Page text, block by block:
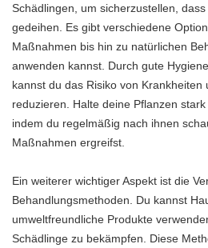
Schädlingen, um sicherzustellen,
gedeihen. Es gibt verschiedene
Maßnahmen bis hin zu natürlichen
anwenden kannst. Durch gute
kannst du das Risiko von Krankheiten
reduzieren. Halte deine Pflanzen
indem du regelmäßig nach ihnen
Maßnahmen ergreifst.
Ein weiterer wichtiger Aspekt ist die
Behandlungsmethoden. Du kannst
umweltfreundliche Produkte
Schädlinge zu bekämpfen. Diese